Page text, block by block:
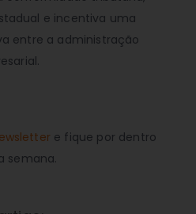
e incentiva uma
entre a administração
e fique por dentro
semana.